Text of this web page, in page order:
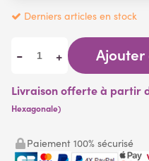
Derniers articles en stock
- +
Livraison offerte à partir
Hexagonale)
Paiement 100% sécurisé